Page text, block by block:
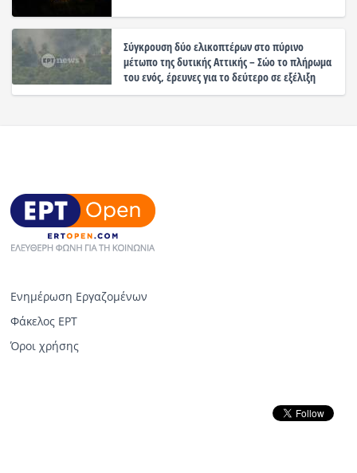
Σύγκρουση δύο ελικοπτέρων στο πύρινο
μέτωπο της δυτικής Αττικής – Σώο το πλήρωμα
του ενός, έρευνες για το δεύτερο σε εξέλιξη
Ενημέρωση Εργαζομένων
Φάκελος ΕΡΤ
Όροι χρήσης